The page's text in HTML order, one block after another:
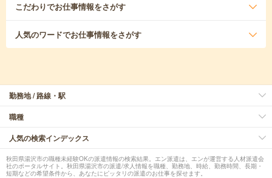
こだわりでお仕事情報をさがす
人気のワードでお仕事情報をさがす
勤務地 / 路線・駅
職種
人気の検索インデックス
秋田県湯沢市の職種未経験OKの派遣情報の検索結果。エン派遣は、エンが運営する人材派遣会
社のポータルサイト。秋田県湯沢市の派遣/求人情報を職種、勤務地、時給、勤務時間、長期・
短期などの希望条件から、あなたにピッタリの派遣のお仕事を探せます。